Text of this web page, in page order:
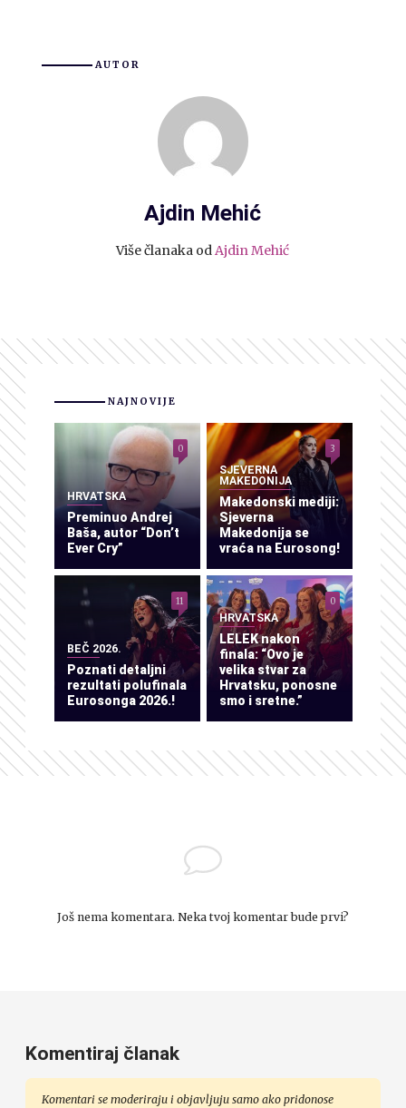
AUTOR
Ajdin Mehić
Više članaka od Ajdin Mehić
NAJNOVIJE
HRVATSKA
Preminuo Andrej
Baša, autor “Don’t
Ever Cry”
0
SJEVERNA
MAKEDONIJA
Makedonski mediji:
Sjeverna
Makedonija se
vraća na Eurosong!
3
BEČ 2026.
Poznati detaljni
rezultati polufinala
Eurosonga 2026.!
11
HRVATSKA
LELEK nakon
finala: “Ovo je
velika stvar za
Hrvatsku, ponosne
smo i sretne.”
0
Još nema komentara. Neka tvoj komentar bude prvi?
Komentiraj članak
Komentari se moderiraju i objavljuju samo ako pridonose